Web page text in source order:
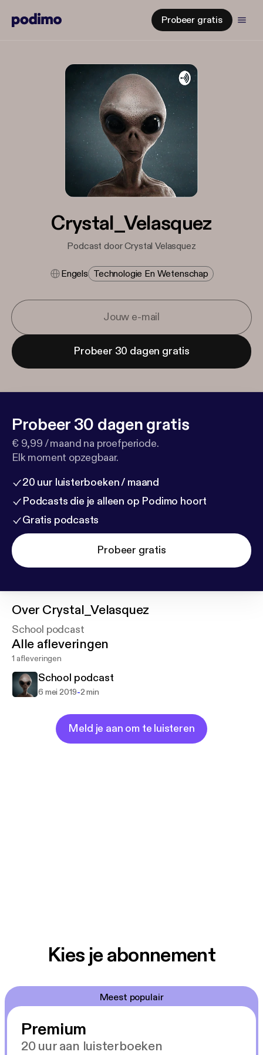
Probeer gratis
Crystal_Velasquez
Podcast door Crystal Velasquez
Engels Technologie En Wetenschap
Probeer 30 dagen gratis
Probeer 30 dagen gratis
€ 9,99 / maand na proefperiode.
Elk moment opzegbaar.
20 uur luisterboeken / maand
Podcasts die je alleen op Podimo hoort
Gratis podcasts
Probeer gratis
Over Crystal_Velasquez
School podcast
Alle afleveringen
1 afleveringen
School podcast
6 mei 2019-2 min
Meld je aan om te luisteren
Kies je abonnement
Meest populair
Premium
20 uur aan luisterboeken